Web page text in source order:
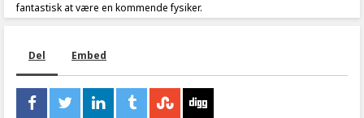
fantastisk at være en kommende fysiker.
Del Embed